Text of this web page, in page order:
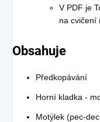
V PDF je
na cvičení
Obsahuje
Předkopávání
Horní kladka -
Motýlek (pec-